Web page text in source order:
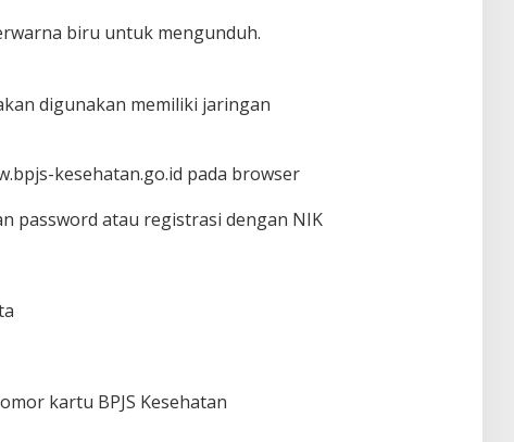
biru untuk mengunduh.
digunakan memiliki jaringan
kesehatan.go.id pada browser
password atau registrasi dengan NIK
kartu BPJS Kesehatan